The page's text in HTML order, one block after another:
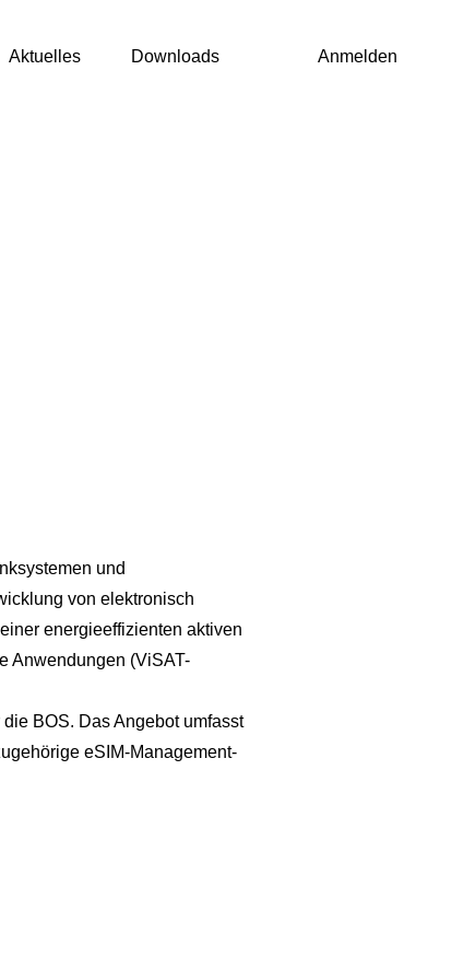
Aktuelles Downloads Anmelden
und
von elektronisch
energieeffizienten aktiven
Anwendungen (ViSAT-
BOS. Das Angebot umfasst
eSIM-Management-